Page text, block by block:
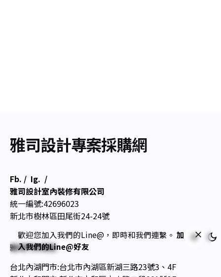
雅司設計專案採購網
Fb. / Ig. /
雅司設計室內裝修有限公司
統一編號:42696023
新北市樹林區田尾街24-24號
雅司門市導覽
台北內湖門市:台北市內湖區新湖三路23號3、4F
歡迎您加入我們的Line@，即時和我們連繫。 加
入我們的Line@好友